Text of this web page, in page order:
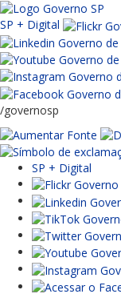
SP + Digital
/governosp
SP + Digital